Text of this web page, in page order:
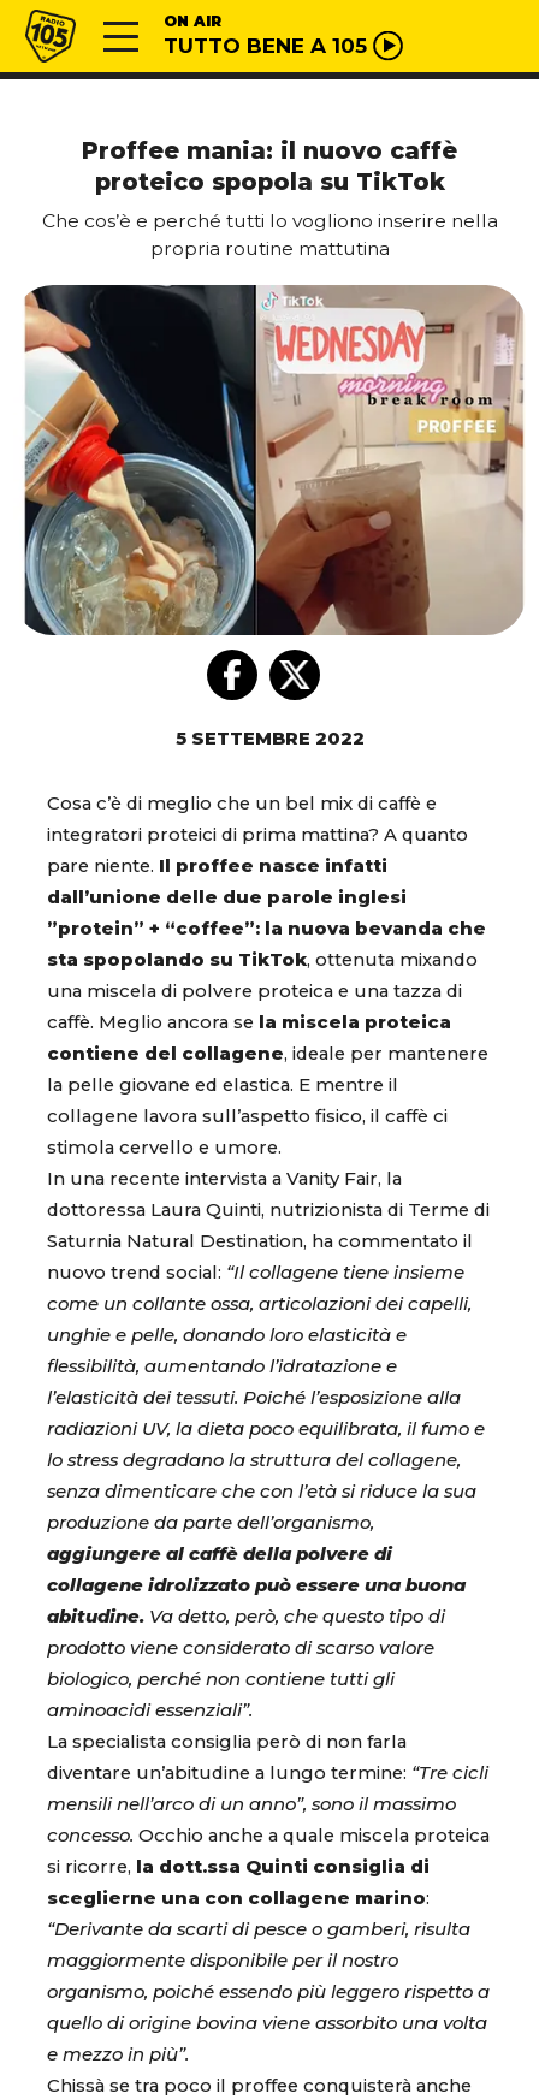
Vai al contenuto
Radio 105 ON AIR
TUTTO BENE A 105
Proffee mania: il nuovo caffè
proteico spopola su TikTok
Che cos’è e perché tutti lo vogliono inserire nella
propria routine mattutina
5 SETTEMBRE 2022
Cosa c’è di meglio che un bel mix di caffè e
integratori proteici di prima mattina? A quanto
pare niente. Il proffee nasce infatti
dall’unione delle due parole inglesi ​
”protein” + “coffee”: la nuova bevanda che
sta spopolando su TikTok, ottenuta mixando
una miscela di polvere proteica e una tazza di
caffè. Meglio ancora se
la miscela proteica
contiene del collagene, ideale per mantenere
la pelle giovane ed elastica. E mentre il
collagene lavora sull’aspetto fisico, il caffè ci
stimola cervello e umore.
In una recente intervista a Vanity Fair, la
dottoressa Laura Quinti, nutrizionista di Terme di
Saturnia Natural Destination, ha commentato il
nuovo trend social: “Il collagene tiene insieme
come un collante ossa, articolazioni dei capelli,
unghie e pelle, donando loro elasticità e
flessibilità, aumentando l’idratazione e
l’elasticità dei tessuti. Poiché l’esposizione alla
radiazioni UV, la dieta poco equilibrata, il fumo e
lo stress degradano la struttura del collagene,
senza dimenticare che con l’età si riduce la sua
produzione da parte dell’organismo,
aggiungere al caffè della polvere di
collagene idrolizzato può essere una buona
abitudine. Va detto, però, che questo tipo di
prodotto viene considerato di scarso valore
biologico, perché non contiene tutti gli
aminoacidi essenziali”.
La specialista consiglia però di non farla
diventare un’abitudine a lungo termine: “Tre cicli
mensili nell’arco di un anno”, sono il massimo
concesso. Occhio anche a quale miscela proteica
si ricorre,
la dott.ssa Quinti consiglia di
sceglierne una con collagene marino:
“Derivante da scarti di pesce o gamberi, risulta
maggiormente disponibile per il nostro
organismo, poiché essendo più leggero rispetto a
quello di origine bovina viene assorbito una volta
e mezzo in più”.
Chissà se tra poco il proffee conquisterà anche